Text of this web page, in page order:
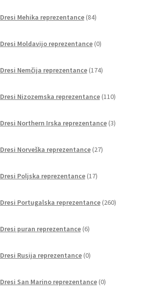
Dresi Mehika reprezentance 84izdelkov
Dresi Moldavijo reprezentance 0izdelkov
Dresi Nemčija reprezentance 174izdelkov
Dresi Nizozemska reprezentance 110izdelkov
Dresi Northern Irska reprezentance 3izdelki
Dresi Norveška reprezentance 27izdelkov
Dresi Poljska reprezentance 17izdelkov
Dresi Portugalska reprezentance 260izdelkov
Dresi puran reprezentance 6izdelkov
Dresi Rusija reprezentance 0izdelkov
Dresi San Marino reprezentance 0izdelkov